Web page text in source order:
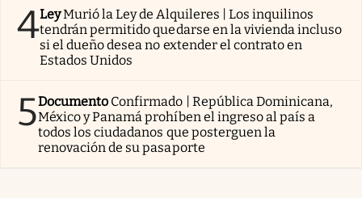
4LeyMurió la Ley de Alquileres | Los inquilinos
tendrán permitido quedarse en la vivienda incluso
si el dueño desea no extender el contrato en
Estados Unidos
5Documento Confirmado | República Dominicana,
México y Panamá prohíben el ingreso al país a
todos los ciudadanos que posterguen la
renovación de su pasaporte